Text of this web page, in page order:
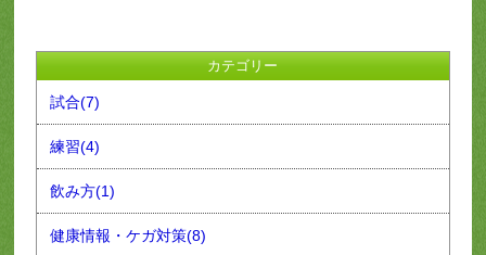
カテゴリー
試合(7)
練習(4)
飲み方(1)
健康情報・ケガ対策(8)